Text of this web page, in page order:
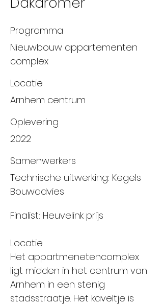
Programma
Nieuwbouw appartementen
complex
Locatie
Arnhem centrum
Oplevering
2022
Samenwerkers
Technische uitwerking: Kegels
Bouwadvies
Finalist: Heuvelink prijs
Locatie
Het appartmenetencomplex
ligt midden in het centrum van
Arnhem in een stenig
stadsstraatje. Het kaveltje is